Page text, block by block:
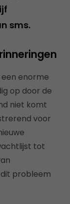
sms.
enorme
op door de
niet komt
voor
tot
probleem